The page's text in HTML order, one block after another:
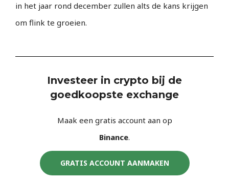
in het jaar rond december zullen alts de kans krijgen
om flink te groeien.
Investeer in crypto bij de
goedkoopste exchange
Maak een gratis account aan op
Binance.
GRATIS ACCOUNT AANMAKEN